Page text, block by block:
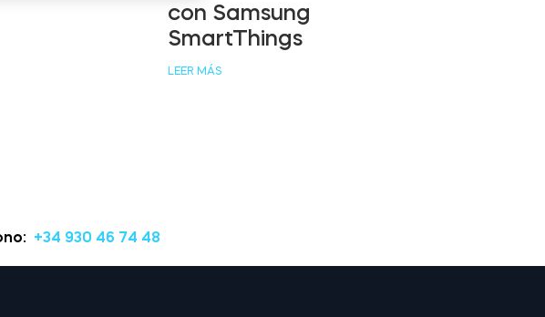
con Samsung
SmartThings
LEER MÁS
+34 930 46 74 48